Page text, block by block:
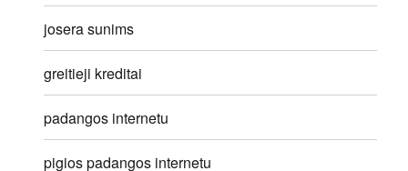
josera sunims
greitieji kreditai
padangos internetu
pigios padangos internetu